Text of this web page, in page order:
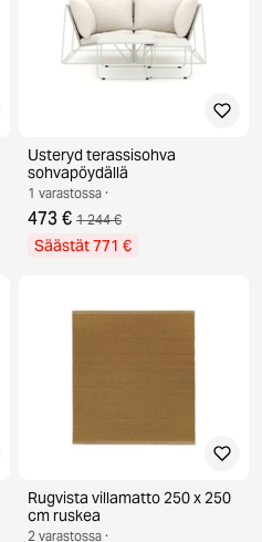
Usteryd terassisohva
sohvapöydällä
1 varastossa ·
473 € 1 244 €
Säästät 771 €
Rugvista villamatto 250 x 250
cm ruskea
2 varastossa ·